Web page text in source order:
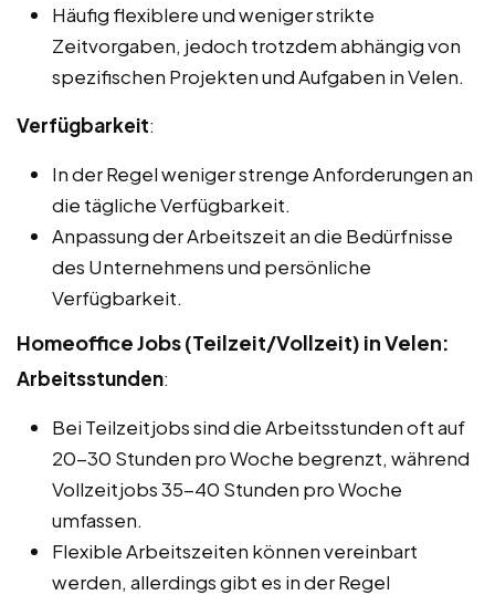
Häufig flexiblere und weniger strikte
Zeitvorgaben, jedoch trotzdem abhängig von
spezifischen Projekten und Aufgaben in Velen.
Verfügbarkeit:
In der Regel weniger strenge Anforderungen an
die tägliche Verfügbarkeit.
Anpassung der Arbeitszeit an die Bedürfnisse
des Unternehmens und persönliche
Verfügbarkeit.
Homeoffice Jobs (Teilzeit/Vollzeit) in Velen:
Arbeitsstunden:
Bei Teilzeitjobs sind die Arbeitsstunden oft auf
20-30 Stunden pro Woche begrenzt, während
Vollzeitjobs 35-40 Stunden pro Woche
umfassen.
Flexible Arbeitszeiten können vereinbart
werden, allerdings gibt es in der Regel